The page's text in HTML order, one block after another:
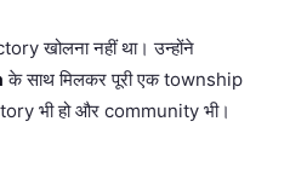
खोलना नहीं था। उन्होंने
के साथ मिलकर पूरी एक township
भी हो और community भी।